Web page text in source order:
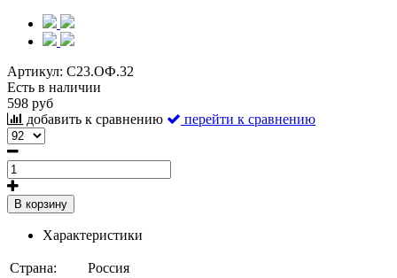
Артикул: С23.ОФ.32
Есть в наличии
598 руб
добавить к сравнению
перейти к сравнению
В корзину
Характеристики
Страна:
Россия